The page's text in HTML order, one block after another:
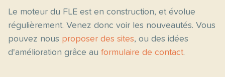
Le moteur du FLE est en construction, et évolue
régulièrement. Venez donc voir les nouveautés. Vous
pouvez nous proposer des sites, ou des idées
d'amélioration grâce au formulaire de contact.